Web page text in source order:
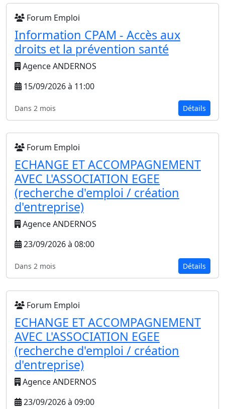
Forum Emploi
Information CPAM - Accès aux
droits et la prévention santé
Agence ANDERNOS
15/09/2026 à 11:00
Dans 2 mois Détails
Forum Emploi
ECHANGE ET ACCOMPAGNEMENT
AVEC L'ASSOCIATION EGEE
(recherche d'emploi / création
d'entreprise)
Agence ANDERNOS
23/09/2026 à 08:00
Dans 2 mois Détails
Forum Emploi
ECHANGE ET ACCOMPAGNEMENT
AVEC L'ASSOCIATION EGEE
(recherche d'emploi / création
d'entreprise)
Agence ANDERNOS
23/09/2026 à 09:00